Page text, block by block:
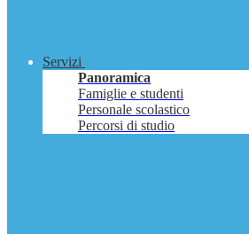
Servizi
Panoramica
Famiglie e studenti
Personale scolastico
Percorsi di studio